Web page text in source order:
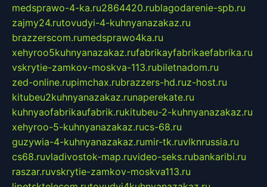
medsprawo-4-ka.ru2864420.rublagodarenie-spb.ru
zajmy24.rutovudyi-4-kuhnyanazakaz.ru
brazzerscom.rumedsprawo4ka.ru
xehyroo5kuhnyanazakaz.rufabrikayfabrikaefabrika.ru
vskrytie-zamkov-moskva-113.rubiletnadom.ru
zed-online.rupimchax.rubrazzers-hd.ruz-host.ru
kitubeu2kuhnyanazakaz.runaperekate.ru
kuhnyaofabrikaufabrik.rukitubeu-2-kuhnyanazakaz.ru
xehyroo-5-kuhnyanazakaz.rucs-68.ru
guzywia-4-kuhnyanazakaz.rumir-tk.ruvlknrussia.ru
cs68.ruvladivostok-map.ruvideo-seks.rubankaribi.ru
raszar.ruvskrytie-zamkov-moskva113.ru